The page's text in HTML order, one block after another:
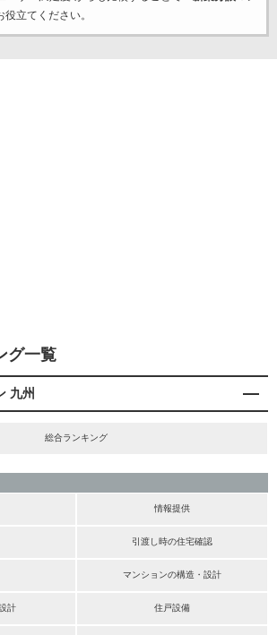
役立てください。
グ一覧
九州
総合ランキング
情報提供
引渡し時の住宅確認
マンションの構造・設計
計 住戸設備